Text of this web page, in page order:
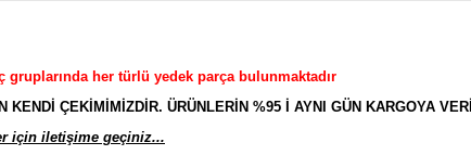
her türlü yedek parça bulunmaktadır
KENDİ ÇEKİMİMİZDİR. ÜRÜNLERİN %95 İ AYNI GÜN KARGOYA
için iletişime geçiniz...